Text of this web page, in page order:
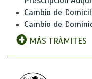
Cambio de
Cambio de
MÁS TRÁMITES